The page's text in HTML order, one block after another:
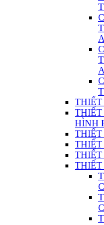
THIẾT
THIẾT
HÌNH
THIẾT